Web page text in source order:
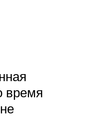
время